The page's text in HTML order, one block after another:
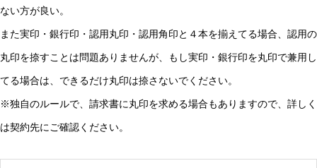
ない方が良い。
また実印・銀行印・認用丸印・認用角印と４本を揃えてる場合、認用の
丸印を捺すことは問題ありませんが、もし実印・銀行印を丸印で兼用し
てる場合は、できるだけ丸印は捺さないでください。
※独自のルールで、請求書に丸印を求める場合もありますので、詳しく
は契約先にご確認ください。